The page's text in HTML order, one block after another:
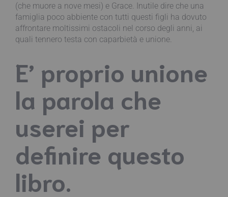
(che muore a nove mesi) e Grace. Inutile dire che una
famiglia poco abbiente con tutti questi figli ha dovuto
affrontare moltissimi ostacoli nel corso degli anni, ai
quali tennero testa con caparbietà e unione.
E’ proprio unione
la parola che
userei per
definire questo
libro.